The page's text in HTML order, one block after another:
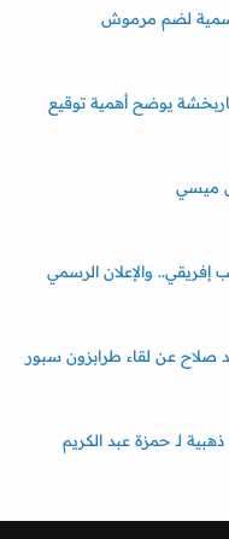
رسمية لضم مرموش
يوضح أهمية توقيع
ميسي
والإعلان الرسمي
عن لقاء طرابزون سبور
لـ حمزة عبد الكريم